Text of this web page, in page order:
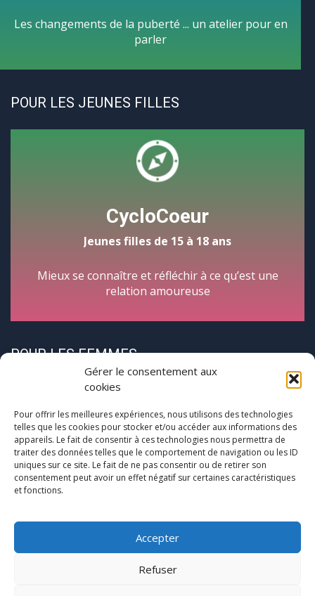
Gérer le consentement aux
cookies
Pour offrir les meilleures expériences, nous utilisons des technologies
telles que les cookies pour stocker et/ou accéder aux informations des
appareils. Le fait de consentir à ces technologies nous permettra de
traiter des données telles que le comportement de navigation ou les ID
uniques sur ce site. Le fait de ne pas consentir ou de retirer son
consentement peut avoir un effet négatif sur certaines caractéristiques
et fonctions.
Accepter
Refuser
Les changements de la puberté ... un atelier pour en
parler
POUR LES JEUNES FILLES
CycloCoeur
Jeunes filles de 15 à 18 ans
Mieux se connaître et réfléchir à ce qu’est une
relation amoureuse
POUR LES FEMMES
CycloPause
Pour les femmes concernées par la